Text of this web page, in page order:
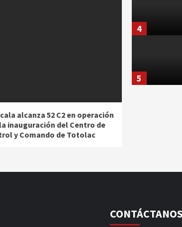
alcanza 52 C2 en operación
inauguración del Centro de
y Comando de Totolac
4
5
CONTÁCTANOS